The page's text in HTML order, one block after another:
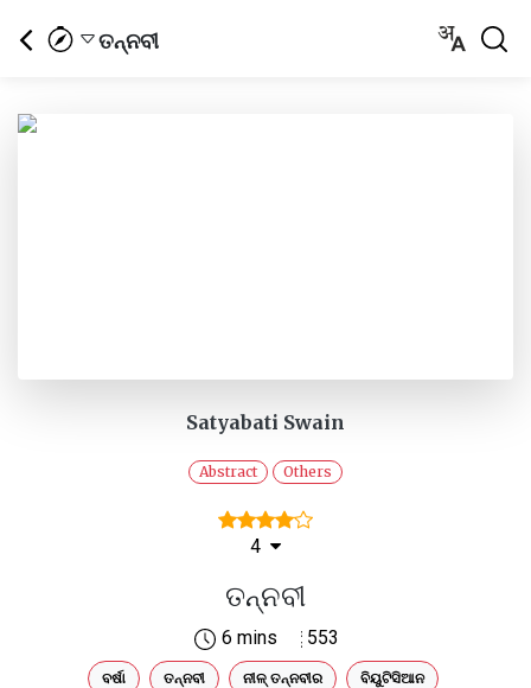
ତନ୍ନବୀ
Satyabati Swain
Abstract Others
4
ତନ୍ନବୀ
6 mins 553
ବର୍ଷା ତନ୍ନବୀ ନୀଳ୍ ତନ୍ନବୀର ବିୟୁଟିସିଆନ